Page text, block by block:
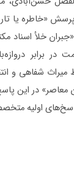
«خاطره یا
خلأ اسناد
در برابر
میراث شفاهی و
در این
اولیه